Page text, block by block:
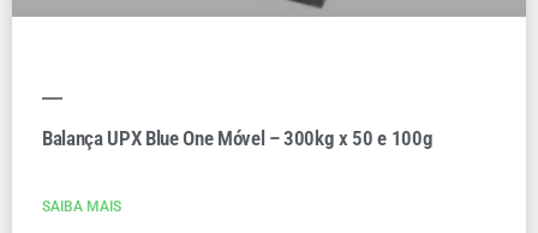
Balança UPX Blue One Móvel – 300kg x 50 e 100g
SAIBA MAIS